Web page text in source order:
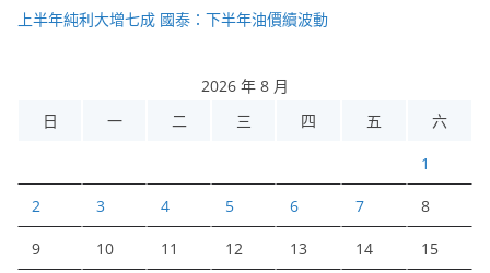
上半年純利大增七成 國泰：下半年油價續波動
2026 年 8 月
日
一 二 三 四 五 六
1
2 3 4 5 6 7 8
9 10 11 12 13 14 15